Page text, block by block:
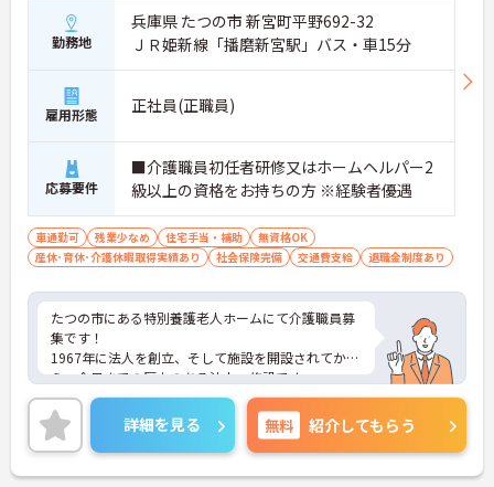
勤務地
兵庫県 たつの市 新宮町平野692-32
ＪＲ姫新線「播磨新宮駅」バス・車15分
雇用形態 正社員(正職員)
応募要件
■介護職員初任者研修又はホームヘルパー2
級以上の資格をお持ちの方 ※経験者優遇
車通勤可 残業少なめ 住宅手当・補助
無資格OK
産休･育休･介護休暇取得実績あり
社会保険完備 交通費支給 退職金制度あり
たつの市にある特別養護老人ホームにて介護職員募
集です！
1967年に法人を創立、そして施設を開設されてか
ら、今日までの歴史のある法人・施設です。
養護老人ホーム、特別養護老人ホーム、デイサービ
スセンター、小規模多機能型居宅介護事業所など多
くの施設を運営していらっしゃいます。夜勤もござ
いますが、時間外勤務は月平均5時間未満と少なめ
ですので、プライベートとのバランスをとりなが
詳細を見る 無料 紹介してもらう